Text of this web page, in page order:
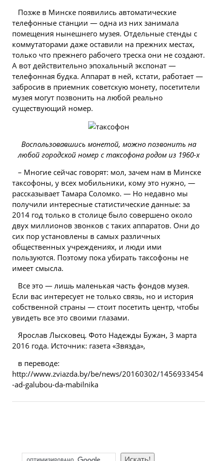
Позже в Минске появились автоматические
телефонные станции — одна из них занимала
помещения нынешнего музея. Отдельные стенды с
коммутаторами даже оставили на прежних местах,
только что прежнего рабочего треска они не создают.
А вот действительно эпохальный экспонат —
телефонная будка. Аппарат в ней, кстати, работает —
забросив в приемник советскую монету, посетители
музея могут позвонить на любой реально
существующий номер.
Воспользовавшись монетой, можно позвонить на
любой городской номер с таксофона родом из 1960-х
– Многие сейчас говорят: мол, зачем нам в Минске
таксофоны, у всех мобильники, кому это нужно, —
рассказывает Тамара Соломко. — Но недавно мы
получили интересные статистические данные: за
2014 год только в столице было совершено около
двух миллионов звонков с таких аппаратов. Они до
сих пор установлены в самых различных
общественных учреждениях, и люди ими
пользуются. Поэтому пока убирать таксофоны не
имеет смысла.
Все это — лишь маленькая часть фондов музея.
Если вас интересует не только связь, но и история
собственной страны — стоит посетить центр, чтобы
увидеть все это своими глазами.
Ярослав Лысковец. Фото Надежды Бужан, 3 марта
2016 года. Источник: газета «Звязда»,
в переводе:
http://www.zviazda.by/be/news/20160302/1456933454
-ad-galubou-da-mabilnika